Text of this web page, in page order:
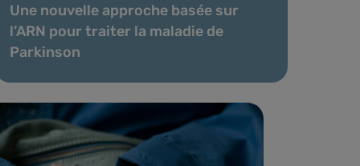
Une nouvelle approche basée sur
l’ARN pour traiter la maladie de
Parkinson